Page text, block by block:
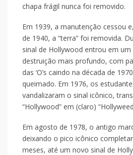
chapa frágil nunca foi removido.
Em 1939, a manutenção cessou
de 1940, a “terra” foi removida.
sinal de Hollywood entrou em um
destruição mais profundo, com
das ‘O’s caindo na década de
queimado. Em 1976, os
vandalizaram o sinal icônico,
“Hollywood” em (claro)
Em agosto de 1978, o antigo
deixando o pico icônico
meses, até um novo sinal de